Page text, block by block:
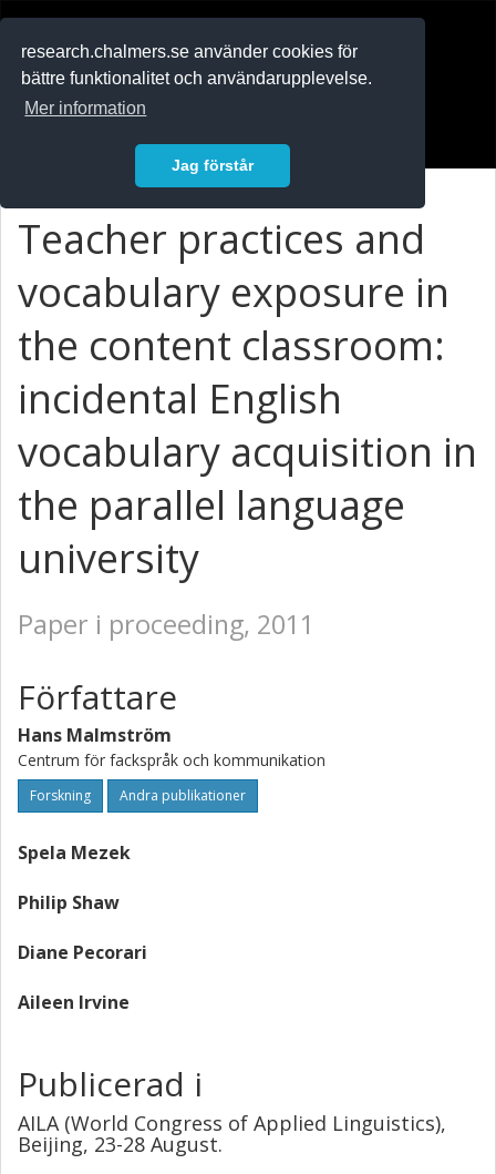
research.chalmers.se använder cookies för
bättre funktionalitet och användarupplevelse.
Mer information
Jag förstår
Teacher practices and
vocabulary exposure in
the content classroom:
incidental English
vocabulary acquisition in
the parallel language
university
Paper i proceeding, 2011
Författare
Hans Malmström
Centrum för fackspråk och kommunikation
Forskning Andra publikationer
Spela Mezek
Philip Shaw
Diane Pecorari
Aileen Irvine
Publicerad i
AILA (World Congress of Applied Linguistics),
Beijing, 23-28 August.